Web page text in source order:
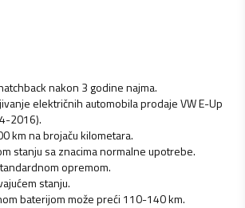
nakon 3 godine najma.
električnih automobila prodaje VW E-Up
2016).
km na brojaču kilometara.
stanju sa znacima normalne upotrebe.
opremom.
stanju.
baterijom može preći 110-140 km.